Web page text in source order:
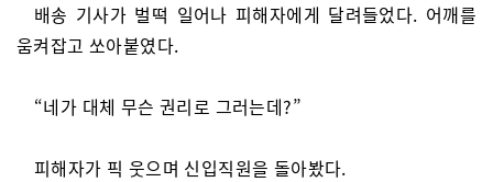
배송 기사가 벌떡 일어나 피해자에게 달려들었다. 어깨를
움켜잡고 쏘아붙였다.
“네가 대체 무슨 권리로 그러는데?”
피해자가 픽 웃으며 신입직원을 돌아봤다.